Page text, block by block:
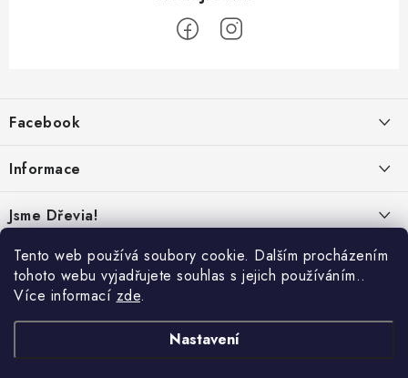
Tento web používá soubory cookie. Dalším procházením
tohoto webu vyjadřujete souhlas s jejich používáním..
Více informací zde.
Nastavení
p
a
Facebook
Informace
Reklamace & vrácení
Hodnocení
Jsme Dřevia!
Kontakt
Náš příběh
Udržitelnost
Nabídka pro firmy